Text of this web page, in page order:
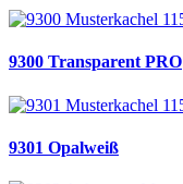
9300 Transparent PRO
9301 Opalweiß